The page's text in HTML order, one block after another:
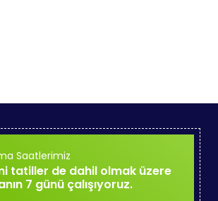
Saatlerimiz
tatiller de dahil olmak üzere
7 günü çalışıyoruz.